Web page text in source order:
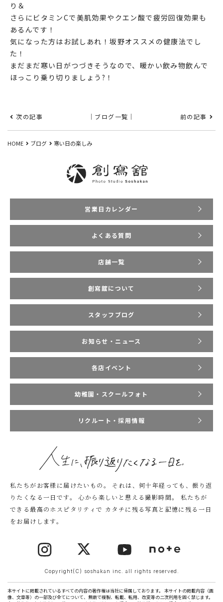
り＆
さらにビタミンCで美肌効果やクエン酸で疲労回復効果も
あるんです！
気になった方はお試しあれ！坂野オススメの健康法でし
た！
まだまだ寒い日がつづきそうなので、暖かい飲み物飲んで
ほっこり乗り切りましょう?！
次の記事 ｜ブログ一覧｜ 前の記事
HOME ブログ 寒い日の楽しみ
営業日カレンダー
よくある質問
店舗一覧
創寫舘について
スタッフブログ
お知らせ・ニュース
各店イベント
幼稚園・スクールフォト
リクルート・採用情報
私たちがお客様に届けたいもの。
それは、何十年経っても、振り返
りたくなる一日です。
心から楽しいと思える撮影時間。
私たちが
できる最高のホスピタリティで カタチに残る写真と記憶に残る一日
をお届けします。
Copyright(C) soshakan inc. all rights reserved.
本サイトに掲載されているすべての内容の著作権は当社に帰属しております。 本サイトの掲載内容（画
像、文章等）の一部及び全てについて、無断で複製、転載、転用、改変等の二次利用を固く禁じます。